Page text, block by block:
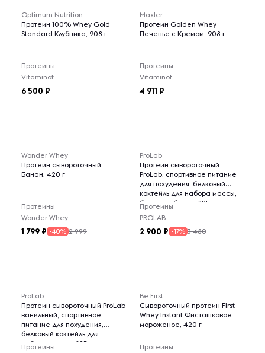
Optimum Nutrition
Протеин 100% Whey Gold
Standard Клубника, 908 г
Протеины
Vitaminof
6 500
Maxler
Протеин Golden Whey
Печенье с Кремом, 908 г
Протеины
Vitaminof
4 911
Wonder Whey
Протеин сывороточный
Банан, 420 г
Протеины
Wonder Whey
1 799 -40% 2 999
ProLab
Протеин сывороточный
ProLab, спортивное питание
для похудения, белковый
коктейль для набора массы,
банан клубника, 825г
Протеины
PROLAB
2 900 -17% 3 480
ProLab
Протеин сывороточный ProLab
ванильный, спортивное
питание для похудения,
белковый коктейль для
набора массы, 825г
Протеины
Be First
Сывороточный протеин First
Whey Instant Фисташковое
мороженое, 420 г
Протеины